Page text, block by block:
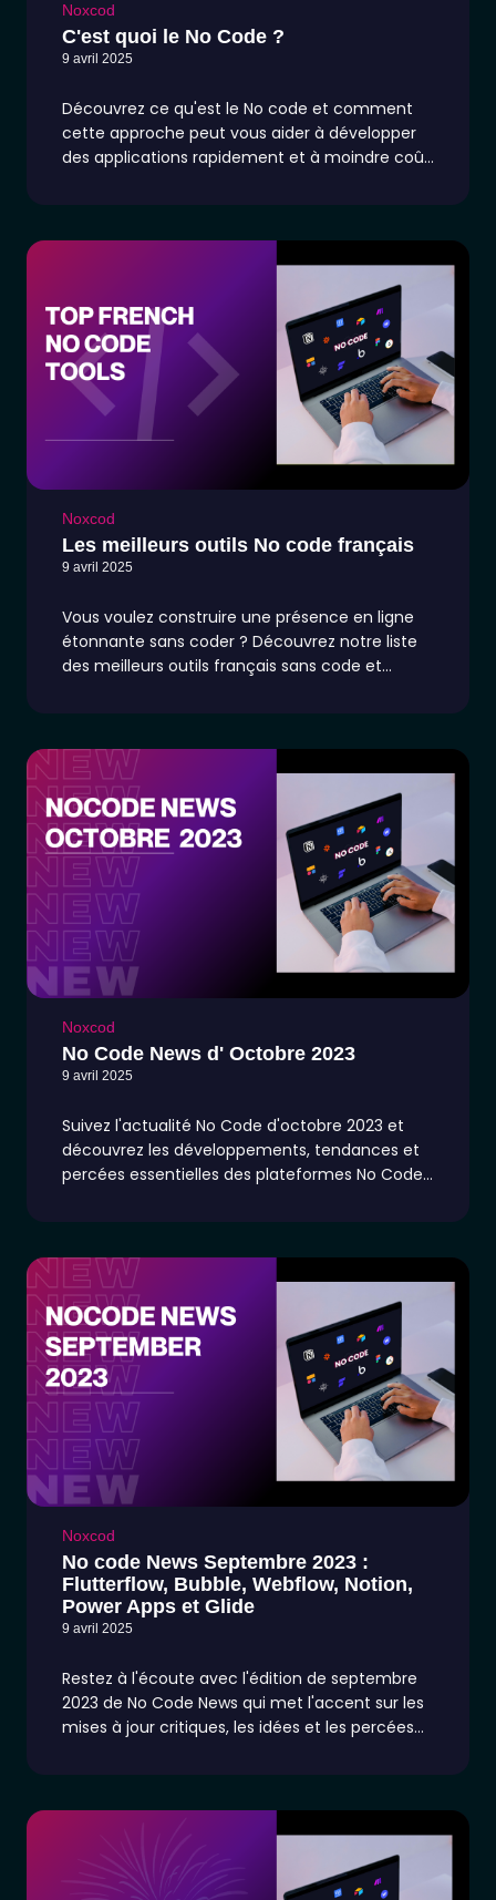
Noxcod
C'est quoi le No Code ?
9 avril 2025
Découvrez ce qu'est le No code et comment
cette approche peut vous aider à développer
des applications rapidement et à moindre coût.
Noxcod
Les meilleurs outils No code français
9 avril 2025
Vous voulez construire une présence en ligne
étonnante sans coder ? Découvrez notre liste
des meilleurs outils français sans code et
Noxcod
No Code News d' Octobre 2023
9 avril 2025
Suivez l'actualité No Code d'octobre 2023 et
découvrez les développements, tendances et
percées essentielles des plateformes No Code
no-code et stimuler votre créativité.
Noxcod
No code News Septembre 2023 :
Flutterflow, Bubble, Webflow, Notion,
Power Apps et Glide
9 avril 2025
Restez à l'écoute avec l'édition de septembre
2023 de No Code News qui met l'accent sur les
mises à jour critiques, les idées et les percées